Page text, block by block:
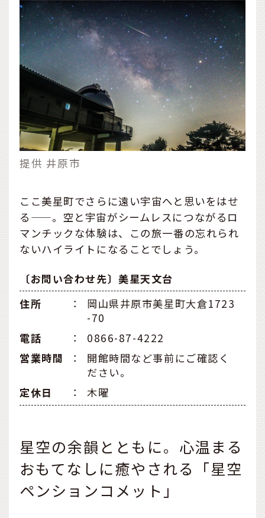
提供 井原市
ここ美星町でさらに遠い宇宙へと思いをはせ
る——。空と宇宙がシームレスにつながるロ
マンチックな体験は、この旅一番の忘れられ
ないハイライトになることでしょう。
〔お問い合わせ先〕美星天文台
住所
：
岡山県井原市美星町大倉1723
-70
電話
：
0866-87-4222
営業時間
：
開館時間など事前にご確認く
ださい。
定休日
： 木曜
星空の余韻とともに。心温まる
おもてなしに癒やされる「星空
ペンションコメット」